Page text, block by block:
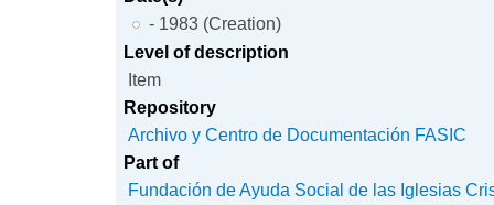
- 1983 (Creation)
Level of description
Item
Repository
Archivo y Centro de Documentación FASIC
Part of
Fundación de Ayuda Social de las Iglesias